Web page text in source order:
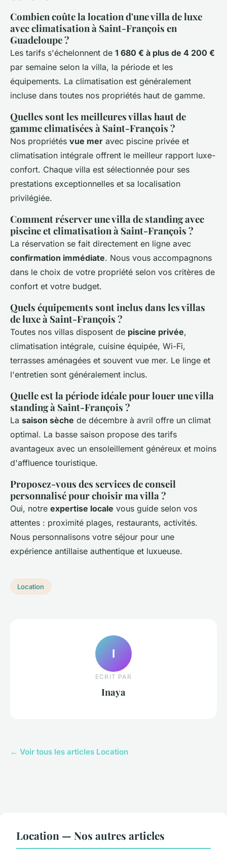
Combien coûte la location d'une villa de luxe
avec climatisation à Saint-François en
Guadeloupe ?
Les tarifs s'échelonnent de 1 680 € à plus de 4 200 €
par semaine selon la villa, la période et les
équipements. La climatisation est généralement
incluse dans toutes nos propriétés haut de gamme.
Quelles sont les meilleures villas haut de
gamme climatisées à Saint-François ?
Nos propriétés vue mer avec piscine privée et
climatisation intégrale offrent le meilleur rapport luxe-
confort. Chaque villa est sélectionnée pour ses
prestations exceptionnelles et sa localisation
privilégiée.
Comment réserver une villa de standing avec
piscine et climatisation à Saint-François ?
La réservation se fait directement en ligne avec
confirmation immédiate. Nous vous accompagnons
dans le choix de votre propriété selon vos critères de
confort et votre budget.
Quels équipements sont inclus dans les villas
de luxe à Saint-François ?
Toutes nos villas disposent de piscine privée,
climatisation intégrale, cuisine équipée, Wi-Fi,
terrasses aménagées et souvent vue mer. Le linge et
l'entretien sont généralement inclus.
Quelle est la période idéale pour louer une villa
standing à Saint-François ?
La saison sèche de décembre à avril offre un climat
optimal. La basse saison propose des tarifs
avantageux avec un ensoleillement généreux et moins
d'affluence touristique.
Proposez-vous des services de conseil
personnalisé pour choisir ma villa ?
Oui, notre expertise locale vous guide selon vos
attentes : proximité plages, restaurants, activités.
Nous personnalisons votre séjour pour une
expérience antillaise authentique et luxueuse.
Location
I
ECRIT PAR
Inaya
← Voir tous les articles Location
Location — Nos autres articles